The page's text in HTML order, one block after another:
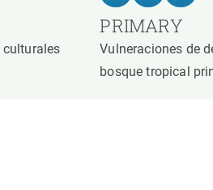
culturales
PRIMARY
Vulneraciones de
bosque tropical